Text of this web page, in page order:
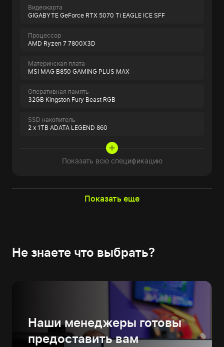
Видеокарта
GIGABYTE GeForce RTX 5070 Ti EAGLE ICE SFF
Процессор
AMD Ryzen 7 7800X3D
Материнская плата
MSI MAG B850 GAMING PLUS MAX
Оперативная память
32GB Kingston Fury Beast RGB
SSD накопитель
2 x 1TB ADATA LEGEND 860
Показать всю спецификацию
Показать еще
Не знаете что выбрать?
Наши менеджеры готовы
предоставить вам